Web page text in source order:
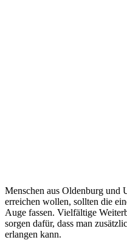
Menschen aus Oldenburg und
erreichen wollen, sollten die
Auge fassen. Vielfältige
sorgen dafür, dass man
erlangen kann.